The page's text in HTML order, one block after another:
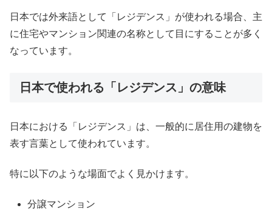
日本では外来語として「レジデンス」が使われる場合、主
に住宅やマンション関連の名称として目にすることが多く
なっています。
日本で使われる「レジデンス」の意味
日本における「レジデンス」は、一般的に居住用の建物を
表す言葉として使われています。
特に以下のような場面でよく見かけます。
分譲マンション